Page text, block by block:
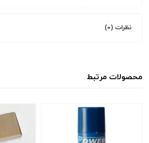
نظرات (0)
محصولات مرتبط